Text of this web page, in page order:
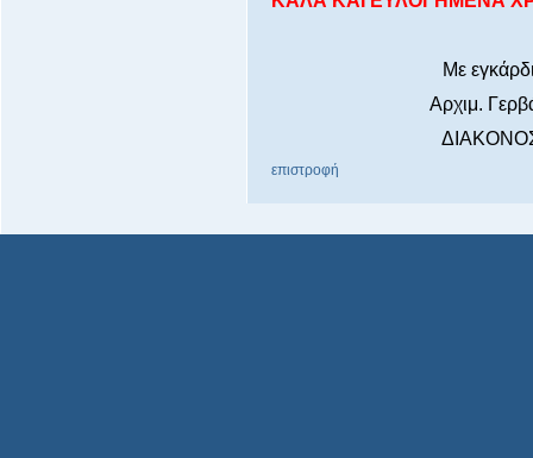
Με
Αρχιμ.
επιστροφή